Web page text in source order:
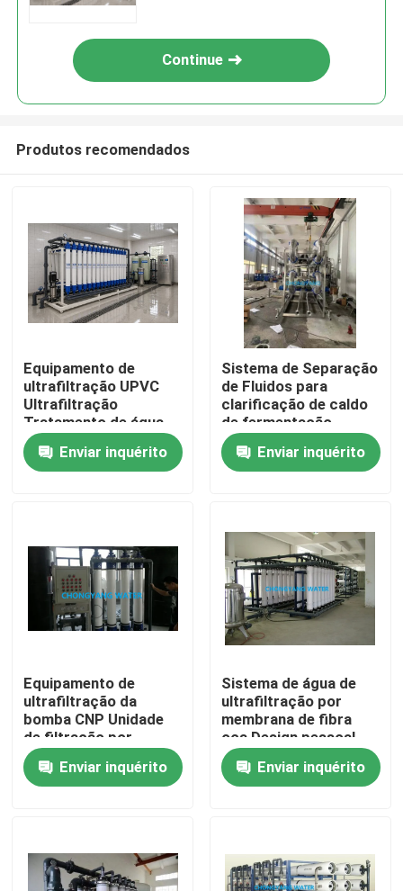
Casa
Produtos
Vídeos
Excursão da fábrica
Contate-nos
Peça umas citações
Sistemas de Água Farmacêutica
Continue
Produtos recomendados
Equipamento de
ultrafiltração UPVC
Ultrafiltração
Tratamento de água
no leite
Enviar inquérito
Sistema de Separação
de Fluidos para
clarificação de caldo
de fermentação
Enviar inquérito
Equipamento de
ultrafiltração da
bomba CNP Unidade
de filtração por
membrana cerâmica
ISO
Enviar inquérito
Sistema de água de
ultrafiltração por
membrana de fibra
oca Design pessoal
Enviar inquérito